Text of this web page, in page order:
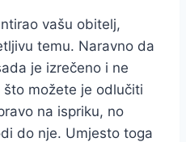
vašu obitelj,
temu. Naravno da
je izrečeno i ne
možete je odlučiti
na ispriku, no
do nje. Umjesto toga